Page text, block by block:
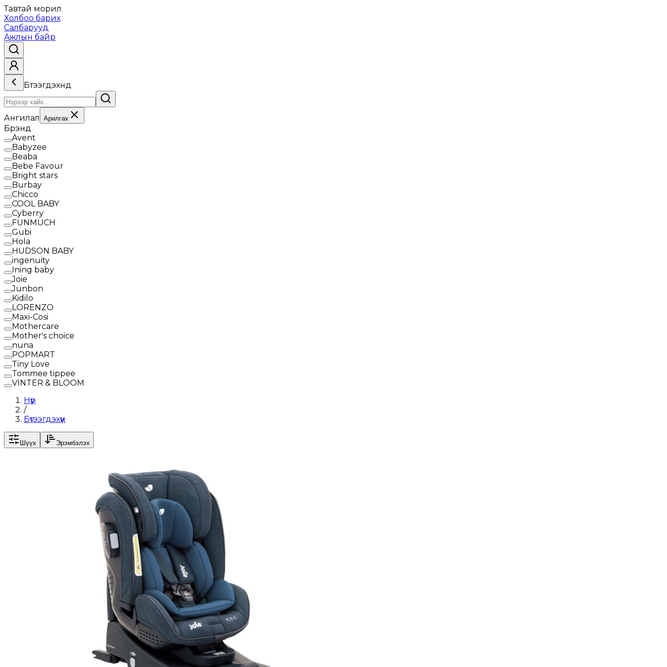
Тавтай морил
Холбоо барих
Салбарууд
Ажлын байр
Бүтээгдэхүүнүүд
Ангилал Арилгах
Брэнд
Avent
Babyzee
Beaba
Bebe Favour
Bright stars
Burbay
Chicco
COOL BABY
Cyberry
FUNMUCH
Gubi
Hola
HUDSON BABY
ingenuity
Ining baby
Joie
Junbon
Kidilo
LORENZO
Maxi-Cosi
Mothercare
Mother's choice
nuna
POPMART
Tiny Love
Tommee tippee
VINTER & BLOOM
Нүүр
/
Бүтээгдэхүүн
Шүүх Эрэмбэлэх